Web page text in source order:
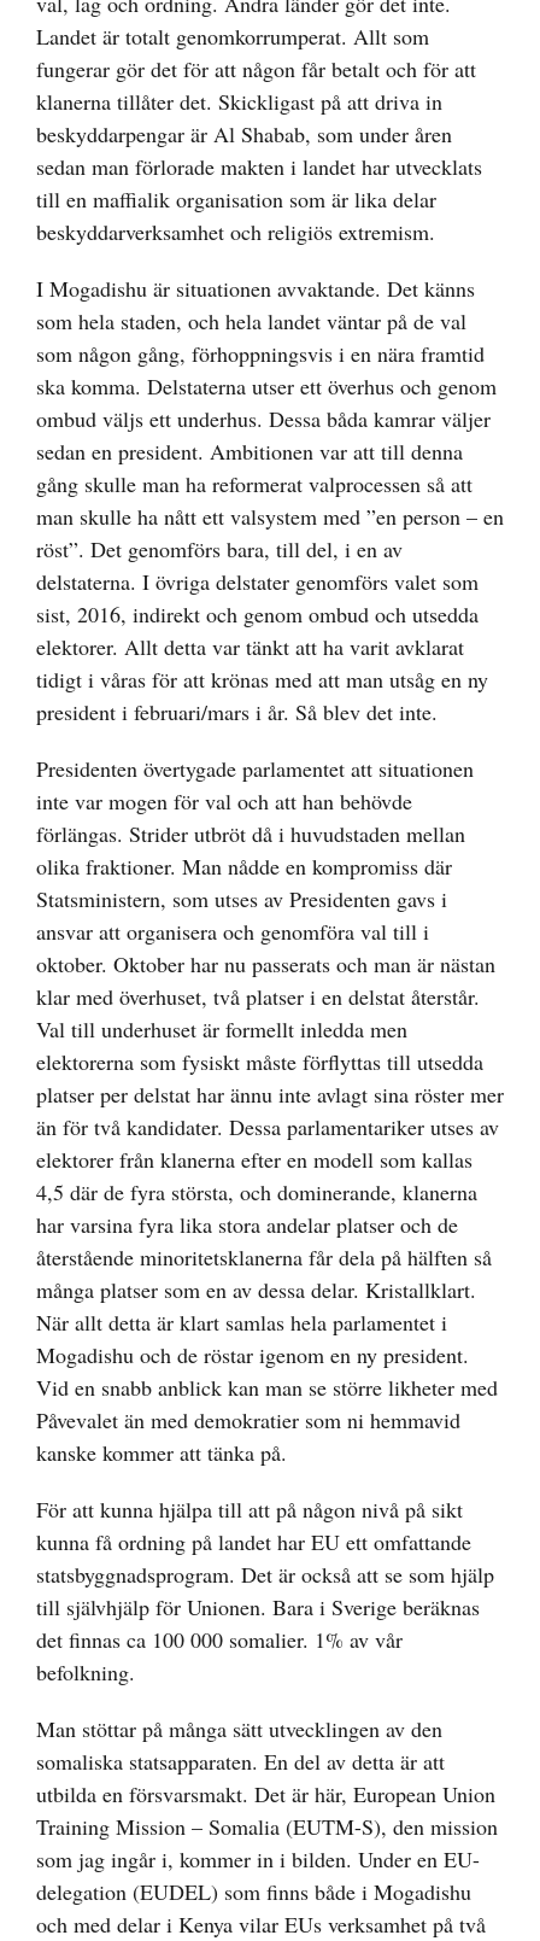
Landet är totalt genomkorrumperat. Allt som
fungerar gör det för att någon får betalt och för att
klanerna tillåter det. Skickligast på att driva in
beskyddarpengar är Al Shabab, som under åren
sedan man förlorade makten i landet har utvecklats
till en maffialik organisation som är lika delar
beskyddarverksamhet och religiös extremism.
I Mogadishu är situationen avvaktande. Det känns
som hela staden, och hela landet väntar på de val
som någon gång, förhoppningsvis i en nära framtid
ska komma. Delstaterna utser ett överhus och genom
ombud väljs ett underhus. Dessa båda kamrar väljer
sedan en president. Ambitionen var att till denna
gång skulle man ha reformerat valprocessen så att
man skulle ha nått ett valsystem med ”en person – en
röst”. Det genomförs bara, till del, i en av
delstaterna. I övriga delstater genomförs valet som
sist, 2016, indirekt och genom ombud och utsedda
elektorer. Allt detta var tänkt att ha varit avklarat
tidigt i våras för att krönas med att man utsåg en ny
president i februari/mars i år. Så blev det inte.
Presidenten övertygade parlamentet att situationen
inte var mogen för val och att han behövde
förlängas. Strider utbröt då i huvudstaden mellan
olika fraktioner. Man nådde en kompromiss där
Statsministern, som utses av Presidenten gavs i
ansvar att organisera och genomföra val till i
oktober. Oktober har nu passerats och man är nästan
klar med överhuset, två platser i en delstat återstår.
Val till underhuset är formellt inledda men
elektorerna som fysiskt måste förflyttas till utsedda
platser per delstat har ännu inte avlagt sina röster mer
än för två kandidater. Dessa parlamentariker utses av
elektorer från klanerna efter en modell som kallas
4,5 där de fyra största, och dominerande, klanerna
har varsina fyra lika stora andelar platser och de
återstående minoritetsklanerna får dela på hälften så
många platser som en av dessa delar. Kristallklart.
När allt detta är klart samlas hela parlamentet i
Mogadishu och de röstar igenom en ny president.
Vid en snabb anblick kan man se större likheter med
Påvevalet än med demokratier som ni hemmavid
kanske kommer att tänka på.
För att kunna hjälpa till att på någon nivå på sikt
kunna få ordning på landet har EU ett omfattande
statsbyggnadsprogram. Det är också att se som hjälp
till självhjälp för Unionen. Bara i Sverige beräknas
det finnas ca 100 000 somalier. 1% av vår
befolkning.
Man stöttar på många sätt utvecklingen av den
somaliska statsapparaten. En del av detta är att
utbilda en försvarsmakt. Det är här, European Union
Training Mission – Somalia (EUTM-S), den mission
som jag ingår i, kommer in i bilden. Under en EU-
delegation (EUDEL) som finns både i Mogadishu
och med delar i Kenya vilar EUs verksamhet på två